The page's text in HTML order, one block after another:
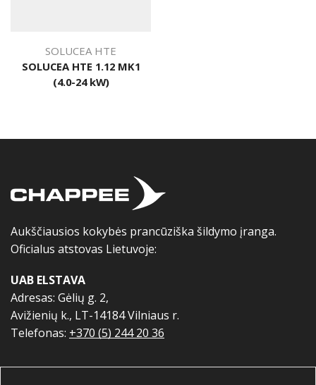
SOLUCEA HTE
SOLUCEA HTE 1.12 MK1
(4.0-24 kW)
Aukščiausios kokybės prancūziška šildymo įranga.
Oficialus atstovas Lietuvoje:
UAB ELSTAVA
Adresas: Gėlių g. 2,
Avižienių k., LT-14184 Vilniaus r.
Telefonas: +370 (5) 244 20 36